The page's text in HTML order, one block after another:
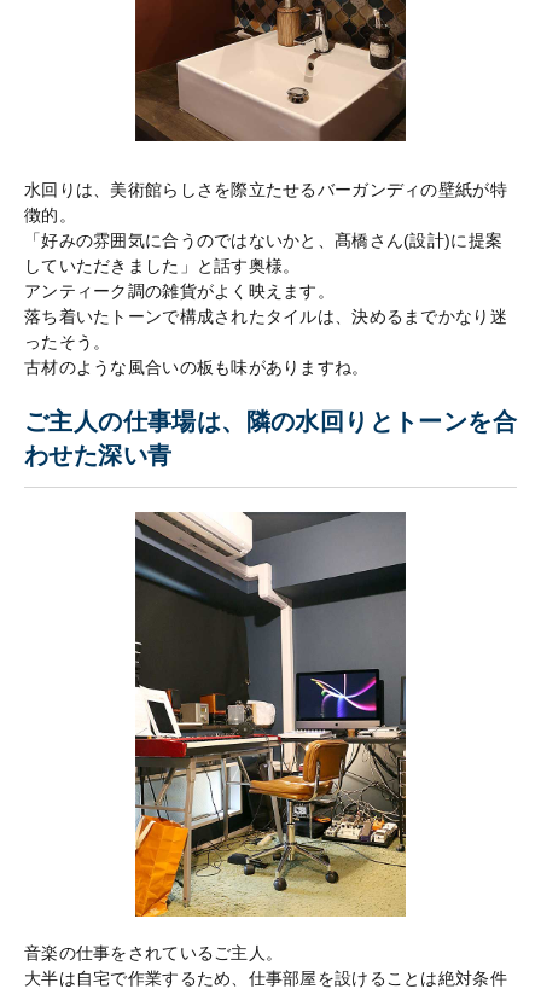
水回りは、美術館らしさを際立たせるバーガンディの壁紙が特
徴的。
「好みの雰囲気に合うのではないかと、髙橋さん(設計)に提案
していただきました」と話す奥様。
アンティーク調の雑貨がよく映えます。
落ち着いたトーンで構成されたタイルは、決めるまでかなり迷
ったそう。
古材のような風合いの板も味がありますね。
ご主人の仕事場は、隣の水回りとトーンを合
わせた深い青
音楽の仕事をされているご主人。
大半は自宅で作業するため、仕事部屋を設けることは絶対条件